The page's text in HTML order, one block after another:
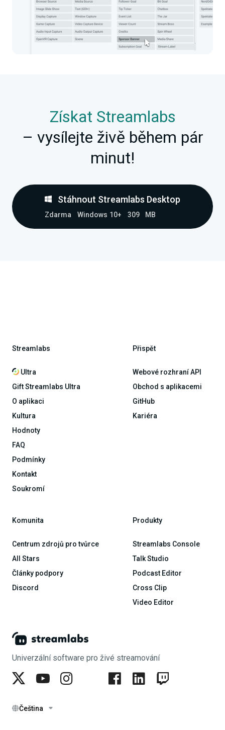
Získat Streamlabs
– vysílejte živě během pár
minut!
Stáhnout Streamlabs Desktop
Zdarma Windows 10+ 309 MB
Univerzální software pro živé streamování
Čeština
Streamlabs
Ultra
Gift Streamlabs Ultra
O aplikaci
Kultura
Hodnoty
FAQ
Podmínky
Kontakt
Soukromí
Přispět
Webové rozhraní API
Obchod s aplikacemi
GitHub
Kariéra
Komunita
Centrum zdrojů pro tvůrce
All Stars
Články podpory
Discord
Produkty
Streamlabs Console
Talk Studio
Podcast Editor
Cross Clip
Video Editor